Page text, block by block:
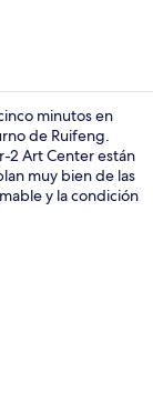
minutos en
de Ruifeng.
2 Art Center están
muy bien de las
y la condición
de Houyi está a
está a 12 minutos.